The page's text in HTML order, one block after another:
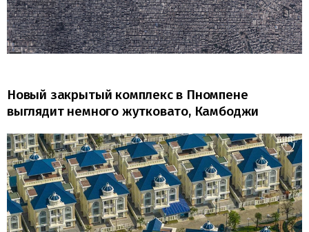
Новый закрытый комплекс в Пномпене
выглядит немного жутковато, Камбоджи